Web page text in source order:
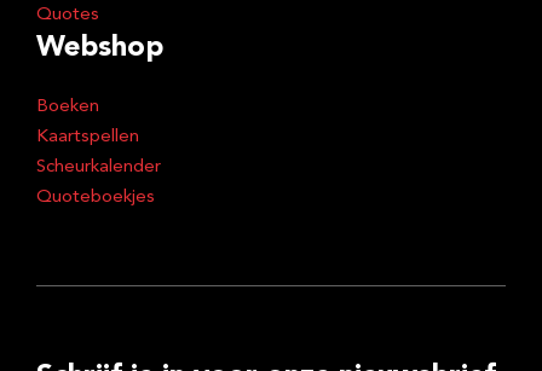
Quotes
Webshop
Boeken
Kaartspellen
Scheurkalender
Quoteboekjes